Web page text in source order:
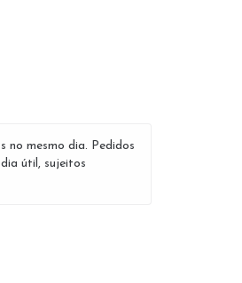
no mesmo dia. Pedidos
útil, sujeitos